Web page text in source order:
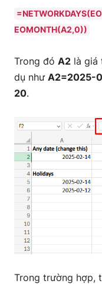
EOMONTH(A2,0))
Trong đó A2 là giá
dụ như A2=2025-
20.
Trong trường hợp,